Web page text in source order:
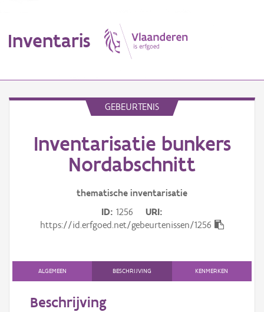
Inventaris
Erfgoedobject
Aanduidingsobject
Persoon of collectief
Downloads
GEBEURTENIS
Inventarisatie bunkers
Nordabschnitt
thematische inventarisatie
ID 1256
URI
https://id.erfgoed.net/gebeurtenissen/1256
ALGEMEEN BESCHRIJVING KENMERKEN
Beschrijving